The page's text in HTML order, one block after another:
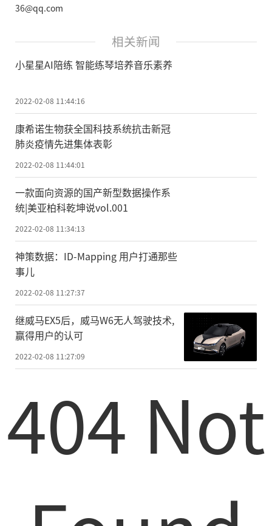
36@qq.com
相关新闻
小星星AI陪练 智能练琴培养音乐素养
2022-02-08 11:44:16
康希诺生物获全国科技系统抗击新冠
肺炎疫情先进集体表彰
2022-02-08 11:44:01
一款面向资源的国产新型数据操作系
统|美亚柏科乾坤说vol.001
2022-02-08 11:34:13
神策数据：ID-Mapping 用户打通那些
事儿
2022-02-08 11:27:37
继威马EX5后，威马W6无人驾驶技术,
赢得用户的认可
2022-02-08 11:27:09
404 Not